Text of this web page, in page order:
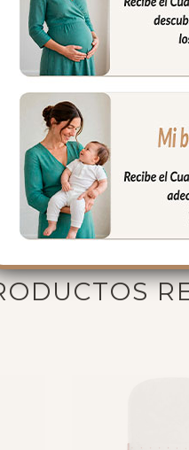
laterales, siempre a
o puedes quitar la tapa
piqué de algodón. El
también cuenta con el
topitos y puntilla.
jabones no abrasivos y